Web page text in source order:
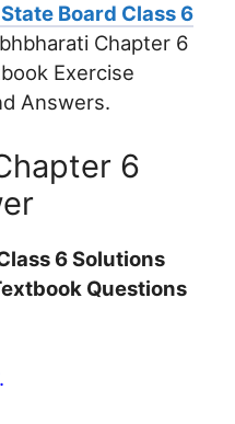
Board Class 6
Chapter 6
Exercise
Answers.
6
6 Solutions
Questions